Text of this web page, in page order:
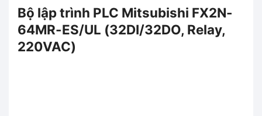
Bộ lập trình PLC Mitsubishi FX2N-
64MR-ES/UL (32DI/32DO, Relay,
220VAC)